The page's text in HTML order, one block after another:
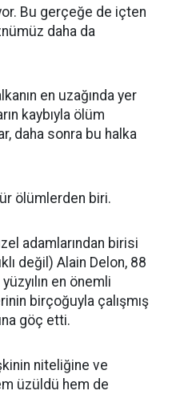
Bu gerçeğe de içten
daha da
en uzağında yer
kaybıyla ölüm
daha sonra bu halka
ölümlerden biri.
adamlarından birisi
değil) Alain Delon, 88
en önemli
birçoğuyla çalışmış
göç etti.
niteliğine ve
üzüldü hem de